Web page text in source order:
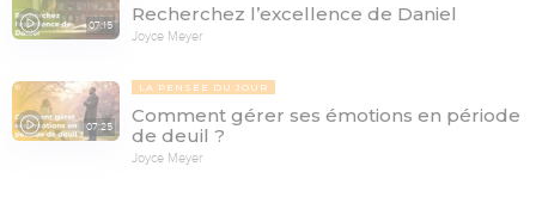
07:15
Recherchez l’excellence de Daniel
Joyce Meyer
07:25
LA PENSÉE DU JOUR
Comment gérer ses émotions en période
de deuil ?
Joyce Meyer